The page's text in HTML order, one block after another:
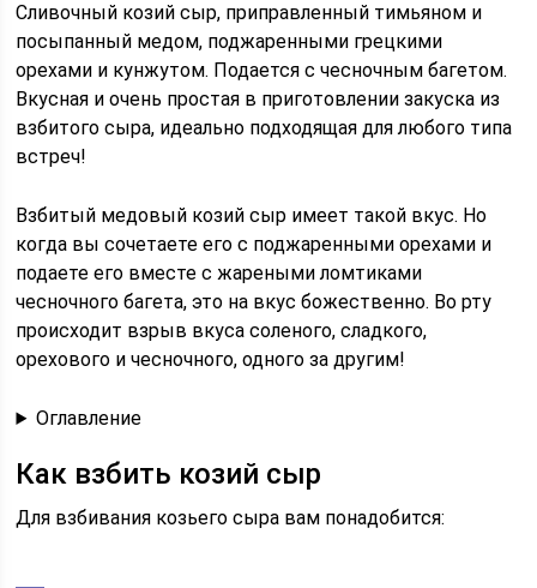
Сливочный козий сыр, приправленный тимьяном и
посыпанный медом, поджаренными грецкими
орехами и кунжутом. Подается с чесночным багетом.
Вкусная и очень простая в приготовлении закуска из
взбитого сыра, идеально подходящая для любого типа
встреч!
Взбитый медовый козий сыр имеет такой вкус. Но
когда вы сочетаете его с поджаренными орехами и
подаете его вместе с жареными ломтиками
чесночного багета, это на вкус божественно. Во рту
происходит взрыв вкуса соленого, сладкого,
орехового и чесночного, одного за другим!
Оглавление
Как взбить козий сыр
Для взбивания козьего сыра вам понадобится: